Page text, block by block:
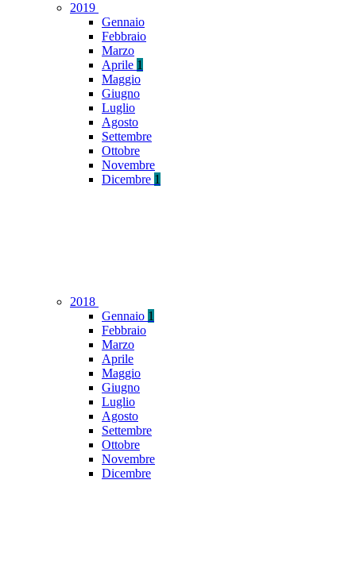
2019
Gennaio
Febbraio
Marzo
Aprile 1
Maggio
Giugno
Luglio
Agosto
Settembre
Ottobre
Novembre
Dicembre 1
2018
Gennaio 1
Febbraio
Marzo
Aprile
Maggio
Giugno
Luglio
Agosto
Settembre
Ottobre
Novembre
Dicembre